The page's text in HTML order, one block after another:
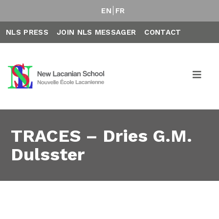
EN FR
NLS PRESS JOIN NLS MESSAGER CONTACT
TRACES – Dries G.M.
Dulsster